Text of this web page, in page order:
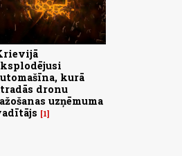
kurā
dronu
uzņēmuma
1